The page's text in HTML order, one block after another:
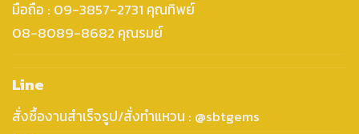
มือถือ : 09-3857-2731 คุณทิพย์
08-8089-8682 คุณรมย์
Line
สั่งซื้องานสำเร็จรูป/สั่งทำแหวน : @sbtgems